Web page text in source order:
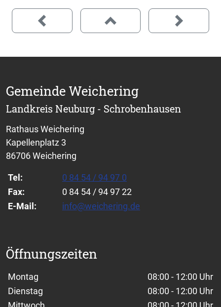
Gemeinde Weichering
Landkreis Neuburg - Schrobenhausen
Rathaus Weichering
Kapellenplatz 3
86706 Weichering
Tel:
0 84 54 / 94 97 0
Fax:
0 84 54 / 94 97 22
E-Mail:
info@weichering.de
Öffnungszeiten
Wochentage / Monate
Öffnungszeiten / Hinweise
Montag
08:00 - 12:00 Uhr
Dienstag
08:00 - 12:00 Uhr